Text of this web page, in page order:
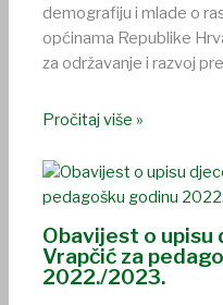
demografiju i mlade o
općinama Republike
za održavanje i razvoj
Pročitaj više »
Obavijest o
Vrapčić za
2022./2023.